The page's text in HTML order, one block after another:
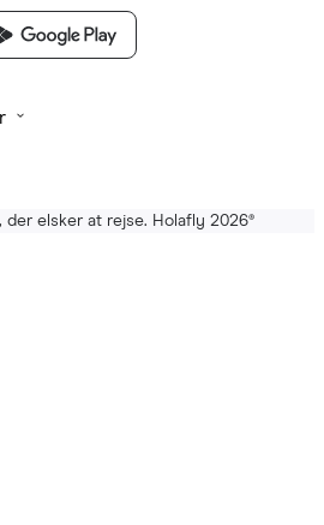
der elsker at rejse. Holafly 2026®